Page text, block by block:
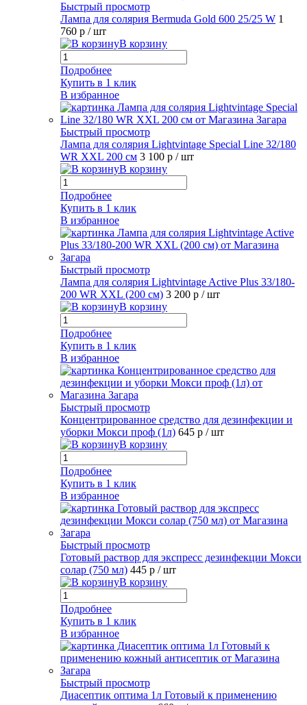
Быстрый просмотр
Лампа для солярия Bermuda Gold 600 25/25 W 1
760 р / шт
В корзину
Подробнее
Купить в 1 клик
В избранное
Быстрый просмотр
Лампа для солярия Lightvintage Special Line 32/180
WR XXL 200 см 3 100 р / шт
В корзину
Подробнее
Купить в 1 клик
В избранное
Быстрый просмотр
Лампа для солярия Lightvintage Active Plus 33/180-
200 WR XXL (200 см) 3 200 р / шт
В корзину
Подробнее
Купить в 1 клик
В избранное
Быстрый просмотр
Концентрированное средство для дезинфекции и
уборки Мокси проф (1л) 645 р / шт
В корзину
Подробнее
Купить в 1 клик
В избранное
Быстрый просмотр
Готовый раствор для экспресс дезинфекции Мокси
солар (750 мл) 445 р / шт
В корзину
Подробнее
Купить в 1 клик
В избранное
Быстрый просмотр
Диасептик оптима 1л Готовый к применению